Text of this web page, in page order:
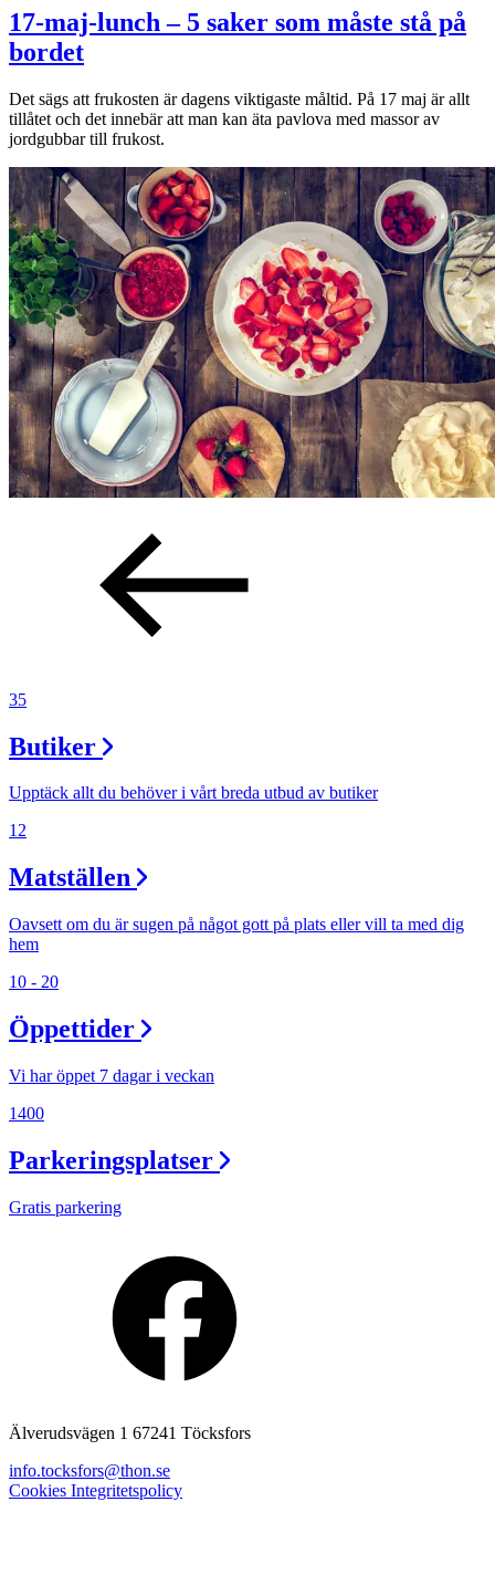
17-maj-lunch – 5 saker som måste stå på
bordet
Det sägs att frukosten är dagens viktigaste måltid. På 17 maj är allt
tillåtet och det innebär att man kan äta pavlova med massor av
jordgubbar till frukost.
35
Butiker
Upptäck allt du behöver i vårt breda utbud av butiker
12
Matställen
Oavsett om du är sugen på något gott på plats eller vill ta med dig
hem
10 - 20
Öppettider
Vi har öppet 7 dagar i veckan
1400
Parkeringsplatser
Gratis parkering
Älverudsvägen 1 67241 Töcksfors
info.tocksfors@thon.se
Cookies Integritetspolicy